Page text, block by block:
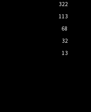
322
113
68
32
13